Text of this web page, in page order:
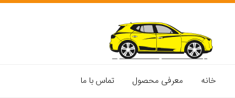
خانه معرفی محصول تماس با ما